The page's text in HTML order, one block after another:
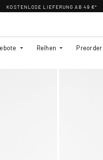
KOSTENLOSE LIEFERUNG AB 49 €*
Reihen Preorder